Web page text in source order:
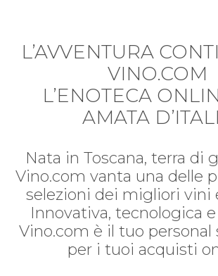
L’AVVENTURA
VINO.COM
L’ENOTECA
AMATA
Nata in Toscana, terra di
Vino.com vanta una delle
selezioni dei migliori vini
Innovativa, tecnologica
Vino.com è il tuo
per i tuoi acquisti